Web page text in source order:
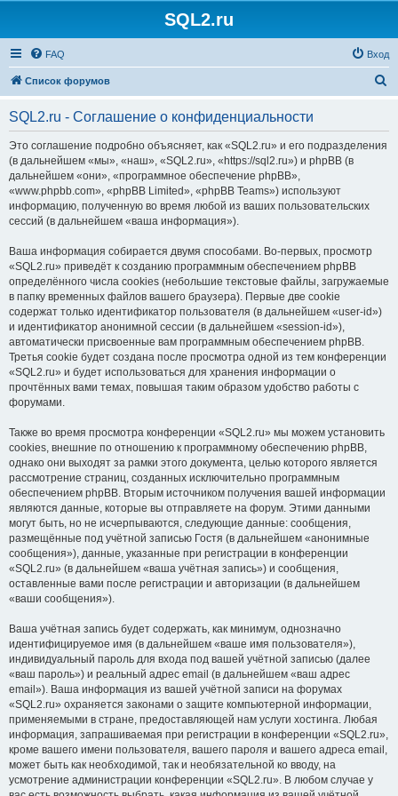
SQL2.ru
FAQ Вход
Список форумов
SQL2.ru - Соглашение о конфиденциальности
Это соглашение подробно объясняет, как «SQL2.ru» и его подразделения
(в дальнейшем «мы», «наш», «SQL2.ru», «https://sql2.ru») и phpBB (в
дальнейшем «они», «программное обеспечение phpBB»,
«www.phpbb.com», «phpBB Limited», «phpBB Teams») используют
информацию, полученную во время любой из ваших пользовательских
сессий (в дальнейшем «ваша информация»).
Ваша информация собирается двумя способами. Во-первых, просмотр
«SQL2.ru» приведёт к созданию программным обеспечением phpBB
определённого числа cookies (небольшие текстовые файлы, загружаемые
в папку временных файлов вашего браузера). Первые две cookie
содержат только идентификатор пользователя (в дальнейшем «user-id»)
и идентификатор анонимной сессии (в дальнейшем «session-id»),
автоматически присвоенные вам программным обеспечением phpBB.
Третья cookie будет создана после просмотра одной из тем конференции
«SQL2.ru» и будет использоваться для хранения информации о
прочтённых вами темах, повышая таким образом удобство работы с
форумами.
Также во время просмотра конференции «SQL2.ru» мы можем установить
cookies, внешние по отношению к программному обеспечению phpBB,
однако они выходят за рамки этого документа, целью которого является
рассмотрение страниц, созданных исключительно программным
обеспечением phpBB. Вторым источником получения вашей информации
являются данные, которые вы отправляете на форум. Этими данными
могут быть, но не исчерпываются, следующие данные: сообщения,
размещённые под учётной записью Гостя (в дальнейшем «анонимные
сообщения»), данные, указанные при регистрации в конференции
«SQL2.ru» (в дальнейшем «ваша учётная запись») и сообщения,
оставленные вами после регистрации и авторизации (в дальнейшем
«ваши сообщения»).
Ваша учётная запись будет содержать, как минимум, однозначно
идентифицируемое имя (в дальнейшем «ваше имя пользователя»),
индивидуальный пароль для входа под вашей учётной записью (далее
«ваш пароль») и реальный адрес email (в дальнейшем «ваш адрес
email»). Ваша информация из вашей учётной записи на форумах
«SQL2.ru» охраняется законами о защите компьютерной информации,
применяемыми в стране, предоставляющей нам услуги хостинга. Любая
информация, запрашиваемая при регистрации в конференции «SQL2.ru»,
кроме вашего имени пользователя, вашего пароля и вашего адреса email,
может быть как необходимой, так и необязательной ко вводу, на
усмотрение администрации конференции «SQL2.ru». В любом случае у